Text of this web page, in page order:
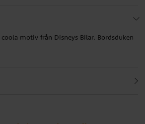
motiv från Disneys Bilar. Bordsduken